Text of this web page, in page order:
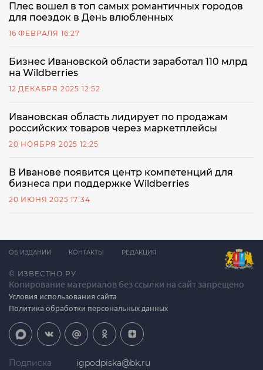
Плес вошел в топ самых романтичных городов
для поездок в День влюбленных
16 ФЕВРАЛЯ 16:27
Бизнес Ивановской области заработал 110 млрд
на Wildberries
12 ДЕКАБРЯ 2025 12:52
Ивановская область лидирует по продажам
российских товаров через маркетплейсы
20 НОЯБРЯ 2025 12:25
В Иванове появится центр компетенций для
бизнеса при поддержке Wildberries
20 ИЮНЯ 2025 17:34
© ИЗВЕСТНО.РУ
Копирование материалов без ссылки на сайт запрещено
Условия использования сайта
Политика обработки персональных данных
ОБ ИЗДАНИИ КОНТАКТЫ РЕДАКЦИЯ
Подписка igpodpiska@bk.ru